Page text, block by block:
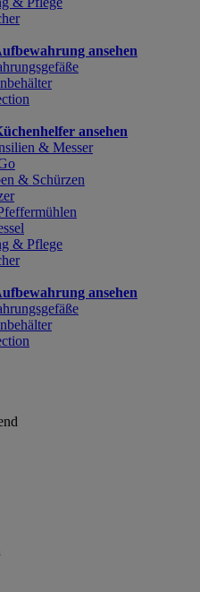
ansehen
ansehen
& Messer
& Schürzen
& Pflege
ansehen